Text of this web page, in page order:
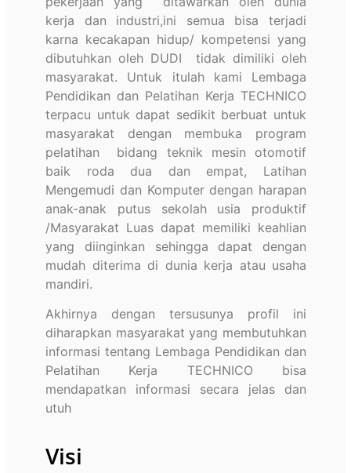
kerja dan industri,ini semua bisa terjadi
karna kecakapan hidup/ kompetensi yang
dibutuhkan oleh DUDI tidak dimiliki oleh
masyarakat. Untuk itulah kami Lembaga
Pendidikan dan Pelatihan Kerja TECHNICO
terpacu untuk dapat sedikit berbuat untuk
masyarakat dengan membuka program
pelatihan bidang teknik mesin otomotif
baik roda dua dan empat, Latihan
Mengemudi dan Komputer dengan harapan
anak-anak putus sekolah usia produktif
/Masyarakat Luas dapat memiliki keahlian
yang diinginkan sehingga dapat dengan
mudah diterima di dunia kerja atau usaha
mandiri.
Akhirnya dengan tersusunya profil ini
diharapkan masyarakat yang membutuhkan
informasi tentang Lembaga Pendidikan dan
Pelatihan Kerja TECHNICO bisa
mendapatkan informasi secara jelas dan
utuh
Visi